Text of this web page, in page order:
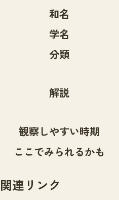
和名
学名
分類
解説
観察しやすい時期
ここでみられるかも
関連リンク